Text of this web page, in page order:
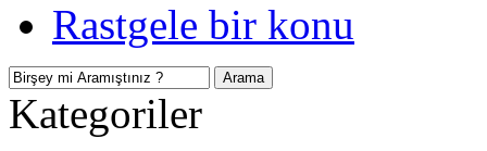
Rastgele bir konu
Kategoriler